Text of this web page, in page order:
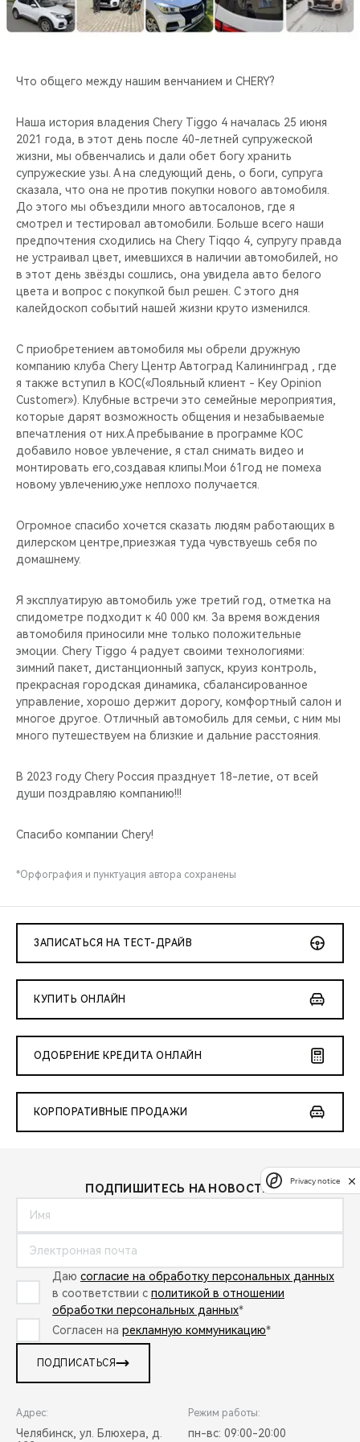
НАШИ МЕРОПРИЯТИЯ
ВИДЕООБЗОРЫ
Что общего между нашим венчанием и CHERY?
Наша история владения Chery Tiggo 4 началась 25 июня
2021 года, в этот день после 40-летней супружеской
жизни, мы обвенчались и дали обет богу хранить
супружеские узы. А на следующий день, о боги, супруга
сказала, что она не против покупки нового автомобиля.
До этого мы объездили много автосалонов, где я
смотрел и тестировал автомобили. Больше всего наши
предпочтения сходились на Chery Tiqqo 4, супругу правда
не устраивал цвет, имевшихся в наличии автомобилей, но
в этот день звёзды сошлись, она увидела авто белого
цвета и вопрос с покупкой был решен. С этого дня
калейдоскоп событий нашей жизни круто изменился.
С приобретением автомобиля мы обрели дружную
компанию клуба Chery Центр Автоград Калининград , где
я также вступил в КОС(«Лояльный клиент - Key Opinion
Customer»). Клубные встречи это семейные мероприятия,
которые дарят возможность общения и незабываемые
впечатления от них.А пребывание в программе КОС
добавило новое увлечение, я стал снимать видео и
монтировать его,создавая клипы.Мои 61год не помеха
новому увлечению,уже неплохо получается.
Огромное спасибо хочется сказать людям работающих в
дилерском центре,приезжая туда чувствуешь себя по
домашнему.
Я эксплуатирую автомобиль уже третий год, отметка на
спидометре подходит к 40 000 км. За время вождения
автомобиля приносили мне только положительные
эмоции. Chery Tiggo 4 радует своими технологиями:
зимний пакет, дистанционный запуск, круиз контроль,
прекрасная городская динамика, сбалансированное
управление, хорошо держит дорогу, комфортный салон и
многое другое. Отличный автомобиль для семьи, с ним мы
много путешествуем на близкие и дальние расстояния.
В 2023 году Chery Россия празднует 18-летие, от всей
души поздравляю компанию!!!
Спасибо компании Chery!
*Орфография и пунктуация автора сохранены
ЗАПИСАТЬСЯ НА ТЕСТ-ДРАЙВ
КУПИТЬ ОНЛАЙН
ОДОБРЕНИЕ КРЕДИТА ОНЛАЙН
КОРПОРАТИВНЫЕ ПРОДАЖИ
ПОДПИШИТЕСЬ НА НОВОСТИ:
Даю согласие на обработку персональных данных
в соответствии с политикой в отношении
обработки персональных данных*
Согласен на рекламную коммуникацию*
ПОДПИСАТЬСЯ
Адрес:
Челябинск, ул. Блюхера, д.
Режим работы:
пн-вс: 09:00-20:00
Privacy notice